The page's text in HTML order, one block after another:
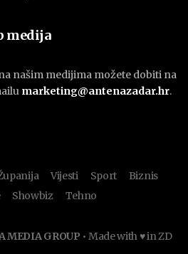
medija
našim medijima možete dobiti na
marketing@antenazadar.hr.
Vijesti Sport
Biznis
Showbiz Tehno
MEDIA GROUP • Made with ♥ in ZD